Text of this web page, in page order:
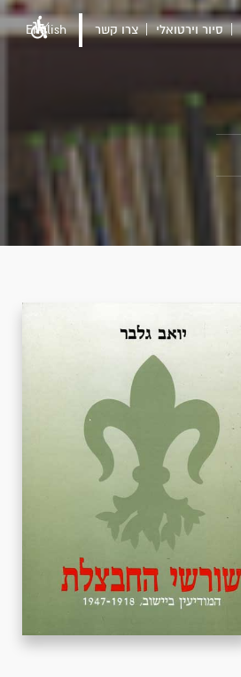
סיור וירטואלי צרו קשר English